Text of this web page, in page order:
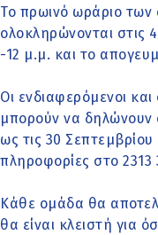
Το πρωινό ωράριο
ολοκληρώνονται στις
-12 μ.μ. και το
Οι ενδιαφερόμενοι
μπορούν να
ως τις 30
πληροφορίες στο 2313
Κάθε ομάδα θα
θα είναι κλειστή για